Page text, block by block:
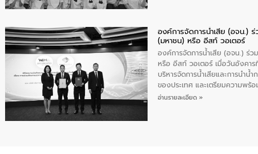
องค์การจัดการน้ำเสีย (อจน.)
(มหาชน) หรือ อีสท์ วอเตอร์
องค์การจัดการน้ำเสีย (อจน.) ร่
หรือ อีสท์ วอเตอร์ เมื่อวันอังคา
บริหารจัดการน้ำเสียและการนำน้
ของประเทศ และเตรียมความพ
ท้าทายจากวิกฤตการเปลี่ยนแปลง
อ่านรายละเอียด »